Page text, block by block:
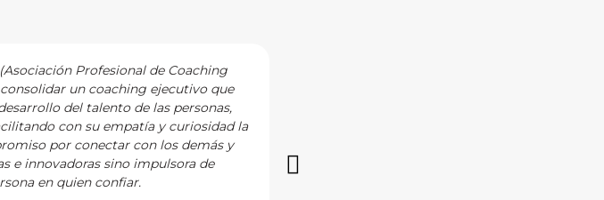
Profesional de Coaching
un coaching ejecutivo que
del talento de las personas,
con su empatía y curiosidad la
por conectar con los demás y
e innovadoras sino impulsora de
en quien confiar.